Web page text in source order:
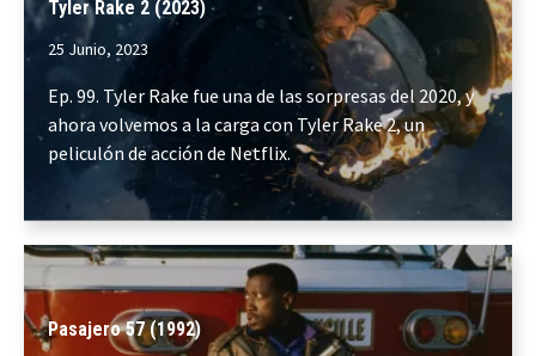
Tyler Rake 2 (2023)
25 Junio, 2023
Ep. 99. Tyler Rake fue una de las sorpresas del 2020, y
ahora volvemos a la carga con Tyler Rake 2, un
peliculón de acción de Netflix.
Pasajero 57 (1992)